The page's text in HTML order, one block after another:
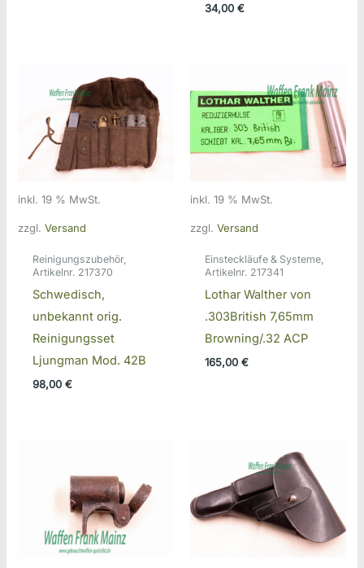
34,00 €
inkl. 19 % MwSt.
zzgl.Versand
Reinigungszubehör,
Artikelnr. 217370
Schwedisch,
unbekannt orig.
Reinigungsset
Ljungman Mod. 42B
98,00 €
inkl. 19 % MwSt.
zzgl. Versand
Einsteckläufe & Systeme,
Artikelnr. 217341
Lothar Walther von
.303British 7,65mm
Browning/.32 ACP
165,00 €